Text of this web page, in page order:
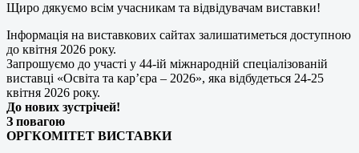
Щиро дякуємо всім учасникам та відвідувачам виставки!
Інформація на виставкових сайтах залишатиметься доступною
до квітня 2026 року.
Запрошуємо до участі у 44-ій міжнародній спеціалізованій
виставці «Освіта та кар’єра – 2026», яка відбудеться 24-25
квітня 2026 року.
До нових зустрічей!
З повагою
ОРГКОМІТЕТ ВИСТАВКИ